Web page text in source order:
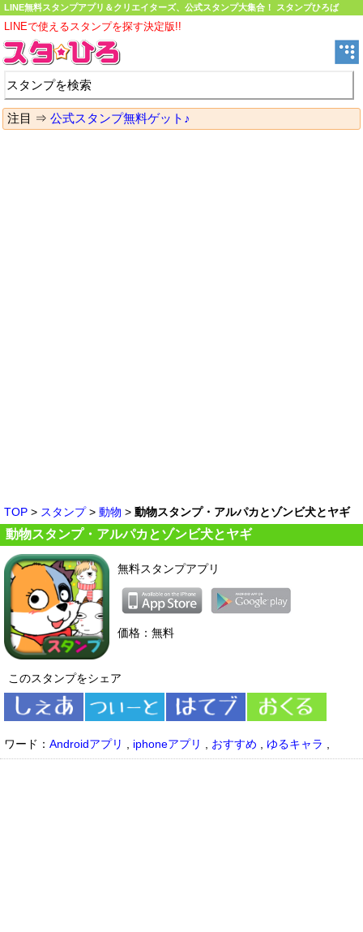
LINE無料スタンプアプリ＆クリエイターズ、公式スタンプ大集合！ スタンプひろば
LINEで使えるスタンプを探す決定版!!
注目 ⇒ 公式スタンプ無料ゲット♪
TOP > スタンプ> 動物 > 動物スタンプ・アルパカとゾンビ犬とヤギ
動物スタンプ・アルパカとゾンビ犬とヤギ
無料スタンプアプリ
価格：無料
このスタンプをシェア
ワード： Androidアプリ iphoneアプリ おすすめ ゆるキャラ